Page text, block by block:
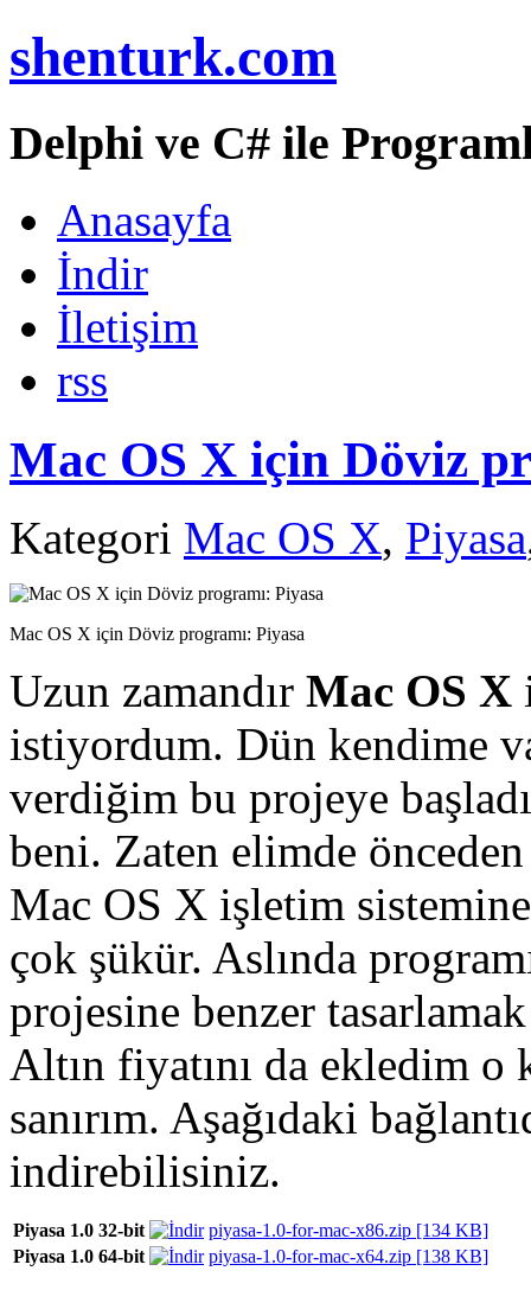
shenturk.com
Delphi ve C# ile
Anasayfa
İndir
İletişim
rss
Mac OS X için Döviz
Kategori Mac OS X, Piyasa
Mac OS X için Döviz programı: Piyasa
Uzun zamandır Mac OS X
istiyordum. Dün kendime
verdiğim bu projeye
beni. Zaten elimde önceden
Mac OS X işletim
çok şükür. Aslında
projesine benzer
Altın fiyatını da ekledim o
sanırım. Aşağıdaki
indirebilisiniz.
Piyasa 1.0 32-bit
piyasa-1.0-for-mac-x86.zip [134 KB]
Piyasa 1.0 64-bit
piyasa-1.0-for-mac-x64.zip [138 KB]